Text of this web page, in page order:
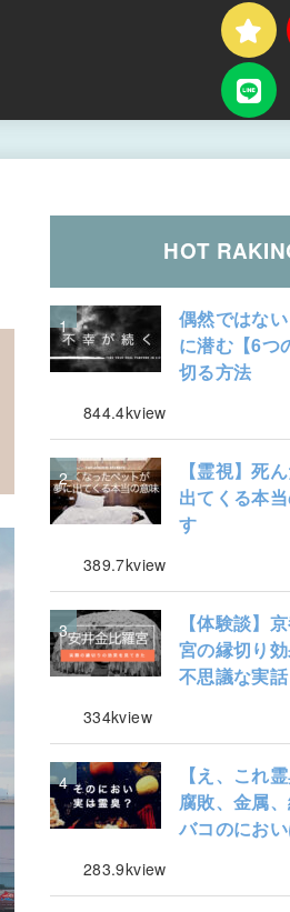
HOT
偶然ではな
に潜む【6つ
切る方法
844.4kview
【霊視】死
出てくる本
す
389.7kview
【体験談】
宮の縁切り
不思議な実話
334kview
【え、これ
腐敗、金属
バコのにお
283.9kview